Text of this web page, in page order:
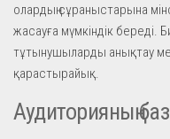
олардың сұраныстарына
жасауға мүмкіндік береді.
тұтынушыларды анықтау
қарастырайық.
Аудиторияның